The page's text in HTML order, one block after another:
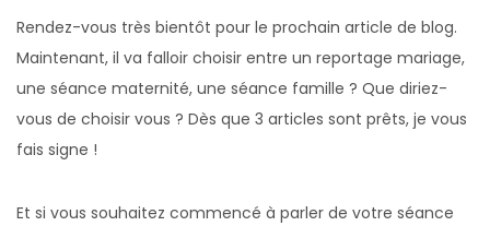
Rendez-vous très bientôt pour le prochain article de blog.
Maintenant, il va falloir choisir entre un reportage mariage,
une séance maternité, une séance famille ? Que diriez-
vous de choisir vous ? Dès que 3 articles sont prêts, je vous
fais signe !
Et si vous souhaitez commencé à parler de votre séance